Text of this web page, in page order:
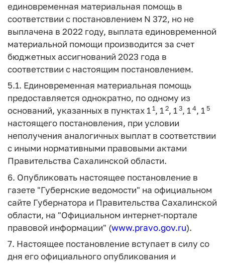
единовременная материальная помощь в
соответствии с постановлением N 372, но не
выплачена в 2022 году, выплата единовременной
материальной помощи производится за счет
бюджетных ассигнований 2023 года в
соответствии с настоящим постановлением.
5.1. Единовременная материальная помощь
предоставляется однократно, по одному из
оснований, указанных в пунктах 1 1 , 1 2, 1 3, 1 4, 1 5
настоящего постановления, при условии
неполучения аналогичных выплат в соответствии
с иными нормативными правовыми актами
Правительства Сахалинской области.
6. Опубликовать настоящее постановление в
газете "Губернские ведомости" на официальном
сайте Губернатора и Правительства Сахалинской
области, на "Официальном интернет-портале
правовой информации" (www.pravo.gov.ru).
7. Настоящее постановление вступает в силу со
дня его официального опубликования и